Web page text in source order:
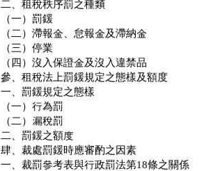
二、租稅秩序罰之種類
（一）罰鍰
（二）滯報金、怠報金及滯納金
（三）停業
（四）沒入保證金及沒入違禁品
參、租稅法上罰鍰規定之態樣及額度
一、罰鍰規定之態樣
（一）行為罰
（二）漏稅罰
二、罰鍰之額度
肆、裁處罰鍰時應審酌之因素
一、裁罰參考表與行政罰法第18條之關係